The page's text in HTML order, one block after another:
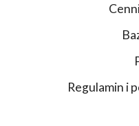
Regulamin i